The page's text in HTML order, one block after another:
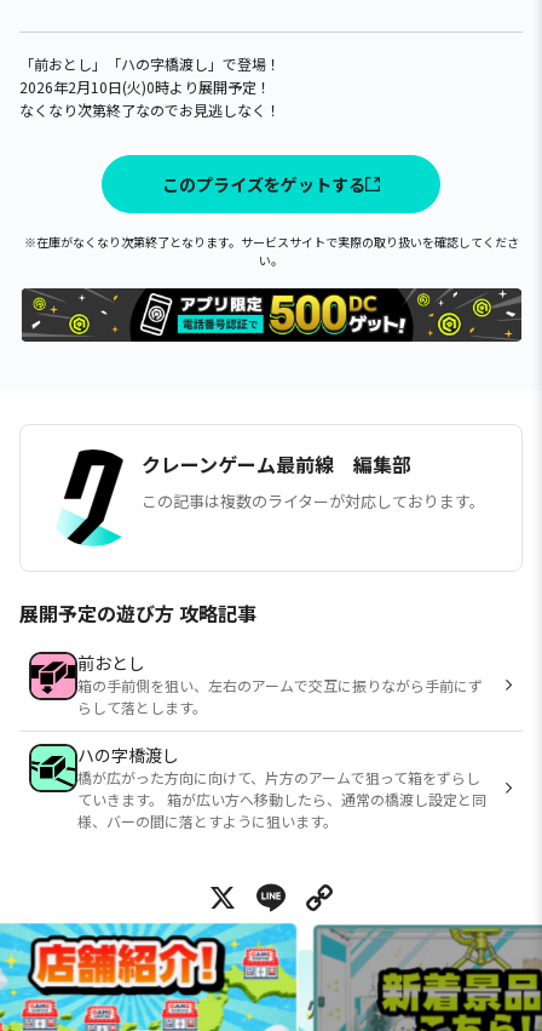
「前おとし」「ハの字橋渡し」で登場！
2026年2月10日(火)0時より展開予定！
なくなり次第終了なのでお見逃しなく！
このプライズをゲットする
※在庫がなくなり次第終了となります。サービスサイトで実際の取り扱いを確認してくださ
い。
クレーンゲーム最前線 編集部
この記事は複数のライターが対応しております。
展開予定の遊び方 攻略記事
前おとし
箱の手前側を狙い、左右のアームで交互に振りながら手前にず
らして落とします。
ハの字橋渡し
橋が広がった方向に向けて、片方のアームで狙って箱をずらし
ていきます。 箱が広い方へ移動したら、通常の橋渡し設定と同
様、バーの間に落とすように狙います。
X Line